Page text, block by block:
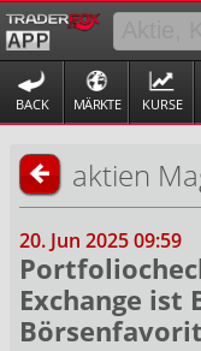
BACK MÄRKTE KURSE
aktien
20. Jun 2025 09:59
Exchange ist
Börsenfavorit